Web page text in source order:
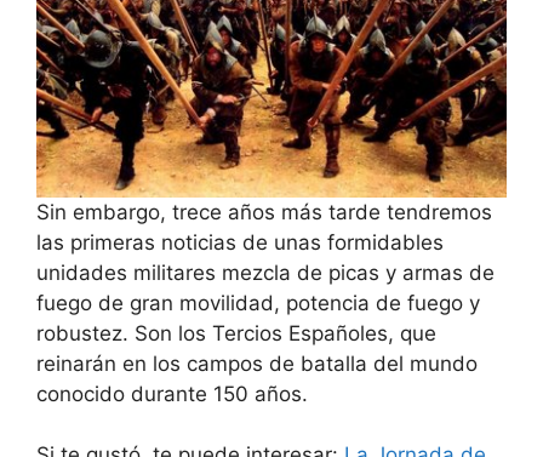
Sin embargo, trece años más tarde tendremos
las primeras noticias de unas formidables
unidades militares mezcla de picas y armas de
fuego de gran movilidad, potencia de fuego y
robustez. Son los Tercios Españoles, que
reinarán en los campos de batalla del mundo
conocido durante 150 años.